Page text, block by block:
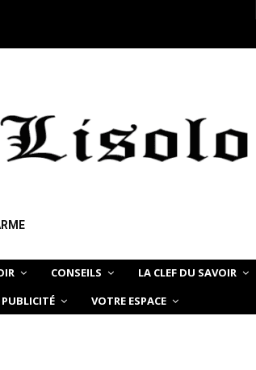
CONSEILS LA CLEF DU SAVOIR
PUBLICITÉ VOTRE ESPACE